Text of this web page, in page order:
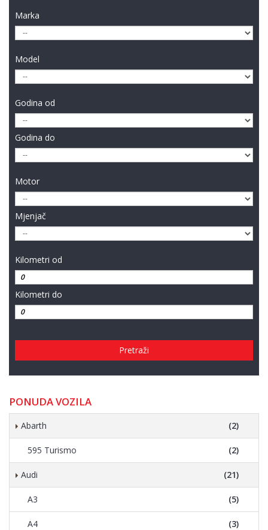
Marka
Model
Godina od
Godina do
Motor
Mjenjač
Kilometri od
Kilometri do
Pretraži
PONUDA VOZILA
Abarth (2)
595 Turismo (2)
Audi (21)
A3 (5)
A4 (3)